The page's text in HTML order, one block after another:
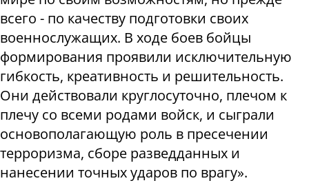
всего - по качеству подготовки своих
военнослужащих. В ходе боев бойцы
формирования проявили исключительную
гибкость, креативность и решительность.
Они действовали круглосуточно, плечом к
плечу со всеми родами войск, и сыграли
основополагающую роль в пресечении
терроризма, сборе разведданных и
нанесении точных ударов по врагу».